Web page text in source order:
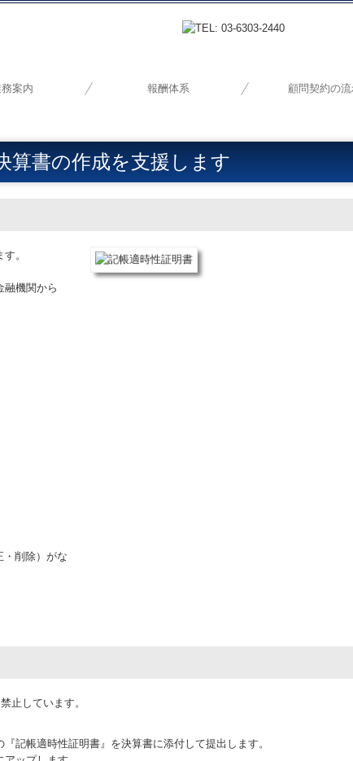
案内 報酬体系 顧問契約の
算書の作成を支援します
。
融機関から
・削除）がな
止しています。
記帳適時性証明書』を決算書に添付して提出します。